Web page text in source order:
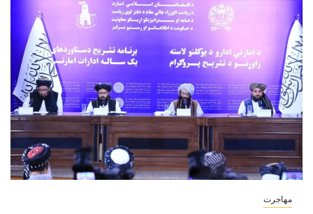
مهاجرت